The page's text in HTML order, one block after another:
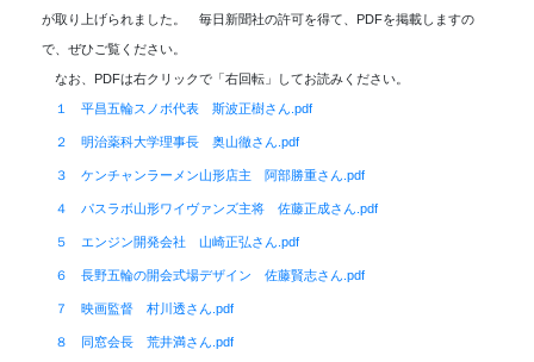
が取り上げられました。 毎日新聞社の許可を得て、PDFを掲載しますの
で、ぜひご覧ください。
なお、PDFは右クリックで「右回転」してお読みください。
１ 平昌五輪スノボ代表 斯波正樹さん.pdf
２ 明治薬科大学理事長 奥山徹さん.pdf
３ ケンチャンラーメン山形店主 阿部勝重さん.pdf
４ パスラボ山形ワイヴァンズ主将 佐藤正成さん.pdf
５ エンジン開発会社 山崎正弘さん.pdf
６ 長野五輪の開会式場デザイン 佐藤賢志さん.pdf
７ 映画監督 村川透さん.pdf
８ 同窓会長 荒井満さん.pdf